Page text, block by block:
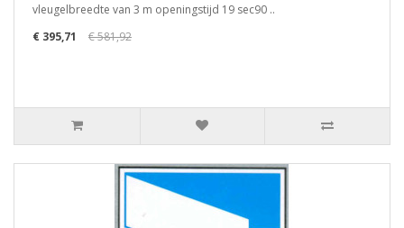
vleugelbreedte van 3 m openingstijd 19 sec90 ..
€ 395,71
€ 581,92